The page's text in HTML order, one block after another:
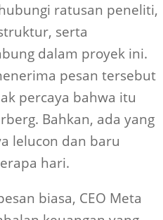
ratusan peneliti,
serta
dalam proyek ini.
pesan tersebut
percaya bahwa itu
Bahkan, ada yang
lelucon dan baru
hari.
biasa, CEO Meta